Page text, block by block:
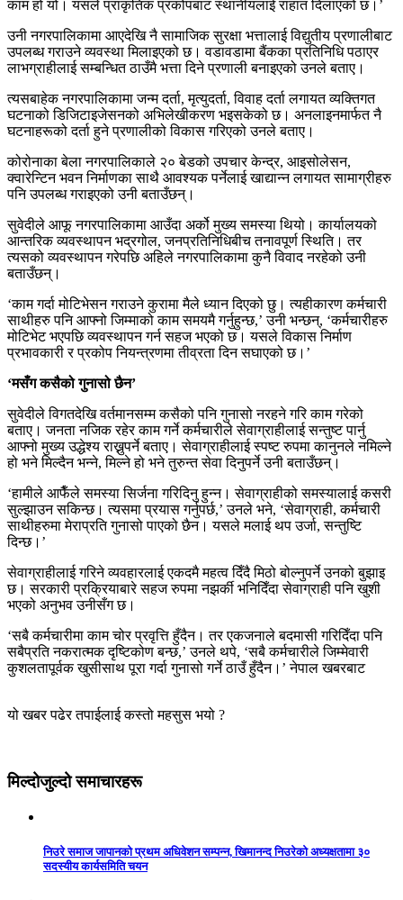
काम हो यो। यसले प्राकृतिक प्रकोपबाट स्थानीयलाई राहात दिलाएको छ।’
उनी नगरपालिकामा आएदेखि नै सामाजिक सुरक्षा भत्तालाई विद्युतीय प्रणालीबाट
उपलब्ध गराउने व्यवस्था मिलाइएको छ। वडावडामा बैंकका प्रतिनिधि पठाएर
लाभग्राहीलाई सम्बन्धित ठाउँमै भत्ता दिने प्रणाली बनाइएको उनले बताए।
त्यसबाहेक नगरपालिकामा जन्म दर्ता, मृत्युदर्ता, विवाह दर्ता लगायत व्यक्तिगत
घटनाको डिजिटाइजेसनको अभिलेखीकरण भइसकेको छ। अनलाइनमार्फत नै
घटनाहरूको दर्ता हुने प्रणालीको विकास गरिएको उनले बताए।
कोरोनाका बेला नगरपालिकाले २० बेडको उपचार केन्द्र, आइसोलेसन,
क्वारेन्टिन भवन निर्माणका साथै आवश्यक पर्नेलाई खाद्यान्न लगायत सामाग्रीहरु
पनि उपलब्ध गराइएको उनी बताउँछन्।
सुवेदीले आफू नगरपालिकामा आउँदा अर्को मुख्य समस्या थियो। कार्यालयको
आन्तरिक व्यवस्थापन भद्रगोल, जनप्रतिनिधिबीच तनावपूर्ण स्थिति। तर
त्यसको व्यवस्थापन गरेपछि अहिले नगरपालिकामा कुनै विवाद नरहेको उनी
बताउँछन्।
‘काम गर्दा मोटिभेसन गराउने कुरामा मैले ध्यान दिएको छु। त्यहीकारण कर्मचारी
साथीहरु पनि आफ्नो जिम्माको काम समयमै गर्नुहुन्छ,’ उनी भन्छन्, ‘कर्मचारीहरु
मोटिभेट भएपछि व्यवस्थापन गर्न सहज भएको छ। यसले विकास निर्माण
प्रभावकारी र प्रकोप नियन्त्रणमा तीव्रता दिन सघाएको छ।’
‘मसँग कसैको गुनासो छैन’
सुवेदीले विगतदेखि वर्तमानसम्म कसैको पनि गुनासो नरहने गरि काम गरेको
बताए। जनता नजिक रहेर काम गर्ने कर्मचारीले सेवाग्राहीलाई सन्तुष्ट पार्नु
आफ्नो मुख्य उद्धेश्य राख्नुपर्ने बताए। सेवाग्राहीलाई स्पष्ट रुपमा कानुनले नमिल्ने
हो भने मिल्दैन भन्ने, मिल्ने हो भने तुरुन्त सेवा दिनुपर्ने उनी बताउँछन्।
‘हामीले आफैँले समस्या सिर्जना गरिदिनु हुन्न। सेवाग्राहीको समस्यालाई कसरी
सुल्झाउन सकिन्छ। त्यसमा प्रयास गर्नुपर्छ,’ उनले भने, ‘सेवाग्राही, कर्मचारी
साथीहरुमा मेराप्रति गुनासो पाएको छैन। यसले मलाई थप उर्जा, सन्तुष्टि
दिन्छ।’
सेवाग्राहीलाई गरिने व्यवहारलाई एकदमै महत्व दिँदै मिठो बोल्नुपर्ने उनको बुझाइ
छ। सरकारी प्रक्रियाबारे सहज रुपमा नझर्की भनिदिँदा सेवाग्राही पनि खुशी
भएको अनुभव उनीसँग छ।
‘सबै कर्मचारीमा काम चोर प्रवृत्ति हुँदैन। तर एकजनाले बदमासी गरिदिँदा पनि
सबैप्रति नकरात्मक दृष्टिकोण बन्छ,’ उनले थपे, ‘सबै कर्मचारीले जिम्मेवारी
कुशलतापूर्वक खुसीसाथ पूरा गर्दा गुनासो गर्ने ठाउँ हुँदैन।’ नेपाल खबरबाट
यो खबर पढेर तपाईलाई कस्तो महसुस भयो ?
मिल्दोजुल्दो समाचारहरू
निउरे समाज जापानको प्रथम अधिवेशन सम्पन्न, खिमानन्द निउरेको अध्यक्षतामा ३०
सदस्यीय कार्यसमिति चयन